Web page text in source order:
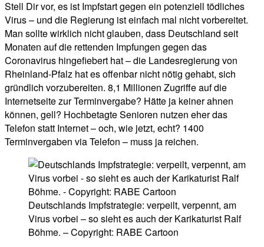
Stell Dir vor, es ist Impfstart gegen ein potenziell tödliches
Virus – und die Regierung ist einfach mal nicht vorbereitet.
Man sollte wirklich nicht glauben, dass Deutschland seit
Monaten auf die rettenden Impfungen gegen das
Coronavirus hingefiebert hat – die Landesregierung von
Rheinland-Pfalz hat es offenbar nicht nötig gehabt, sich
gründlich vorzubereiten. 8,1 Millionen Zugriffe auf die
Internetseite zur Terminvergabe? Hätte ja keiner ahnen
können, gell? Hochbetagte Senioren nutzen eher das
Telefon statt Internet – och, wie jetzt, echt? 1400
Terminvergaben via Telefon – muss ja reichen.
Deutschlands Impfstrategie: verpeilt, verpennt, am
Virus vorbei – so sieht es auch der Karikaturist Ralf
Böhme. – Copyright: RABE Cartoon